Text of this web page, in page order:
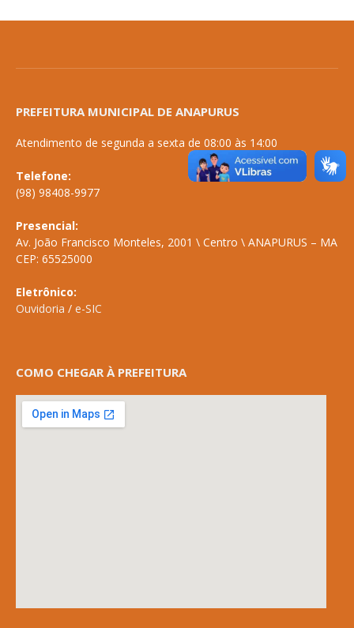
PREFEITURA MUNICIPAL DE ANAPURUS
Atendimento de segunda a sexta de 08:00 às 14:00
Telefone:
(98) 98408-9977
Presencial:
Av. João Francisco Monteles, 2001 \ Centro \ ANAPURUS – MA
CEP: 65525000
Eletrônico:
Ouvidoria / e-SIC
COMO CHEGAR À PREFEITURA